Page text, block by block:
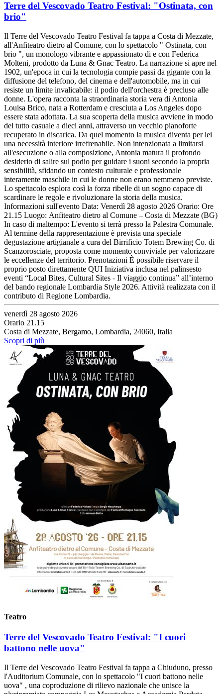
Terre del Vescovado Teatro Festival: "Ostinata, con
brio"
Il Terre del Vescovado Teatro Festival fa tappa a Costa di Mezzate,
all'Anfiteatro dietro al Comune, con lo spettacolo " Ostinata, con
brio ", un monologo vibrante e appassionato di e con Federica
Molteni, prodotto da Luna & Gnac Teatro. La narrazione si apre nel
1902, un'epoca in cui la tecnologia compie passi da gigante con la
diffusione del telefono, del cinema e dell'automobile, ma in cui
resiste un limite invalicabile: il podio dell'orchestra è precluso alle
donne. L'opera racconta la straordinaria storia vera di Antonia
Louisa Brico, nata a Rotterdam e cresciuta a Los Angeles dopo
essere stata adottata. La sua scoperta della musica avviene in modo
del tutto casuale a dieci anni, attraverso un vecchio pianoforte
recuperato in discarica. Da quel momento la musica diventa per lei
una necessità interiore irrefrenabile. Non intenzionata a limitarsi
all'esecuzione o alla composizione, Antonia matura il profondo
desiderio di salire sul podio per guidare i suoni secondo la propria
sensibilità, sfidando un contesto culturale e professionale
interamente maschile in cui le donne non erano nemmeno previste.
Lo spettacolo esplora così la forza ribelle di un sogno capace di
scardinare le regole e rivoluzionare la storia della musica.
Informazioni sull'evento Data: Venerdì 28 agosto 2026 Orario: Ore
21.15 Luogo: Anfiteatro dietro al Comune – Costa di Mezzate (BG)
In caso di maltempo: L'evento si terrà presso la Palestra Comunale.
Al termine della rappresentazione è prevista una speciale
degustazione artigianale a cura del Birrificio Totem Brewing Co. di
Scanzorosciate, proposta come momento conviviale per valorizzare
le eccellenze del territorio. Prenotazioni È possibile riservare il
proprio posto direttamente QUI Iniziativa inclusa nel palinsesto
eventi “Local Bites, Cultural Sites - Il viaggio continua” all’interno
del bando regionale Lombardia Style 2026. Attività realizzata con il
contributo di Regione Lombardia.
venerdì 28 agosto 2026
Orario 21.15
Costa di Mezzate, Bergamo, Lombardia, 24060, Italia
Scopri di più
Teatro
Terre del Vescovado Teatro Festival: "I cuori
battono nelle uova"
Il Terre del Vescovado Teatro Festival fa tappa a Chiuduno, presso
l'Auditorium Comunale, con lo spettacolo "I cuori battono nelle
uova" , una coproduzione di rilievo nazionale che unisce la